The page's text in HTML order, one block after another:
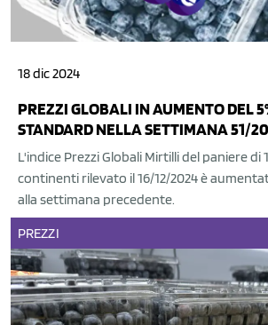
18 dic 2024
PREZZI GLOBALI IN AUMENTO DEL
STANDARD NELLA SETTIMANA 51/
L'indice Prezzi Globali Mirtilli del paniere di
continenti rilevato il 16/12/2024 è
alla settimana precedente.
PREZZI